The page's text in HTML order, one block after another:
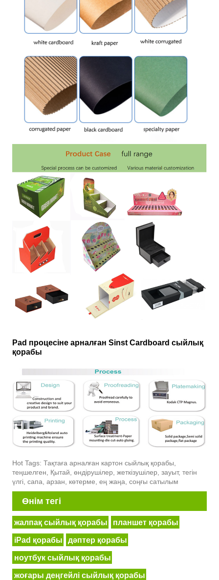
Pad процесіне арналған Sinst Cardboard сыйлық
қорабы
Hot Tags: Тақтаға арналған картон сыйлық қорабы,
теңшелген, Қытай, өндірушілер, жеткізушілер, зауыт, тегін
үлгі, сапа, арзан, көтерме, ең жаңа, соңғы сатылым
Өнім тегі
жалпақ сыйлық қорабы планшет қорабы
iPad қорабы дәптер қорабы
ноутбук сыйлық қорабы
жоғары деңгейлі сыйлық қорабы